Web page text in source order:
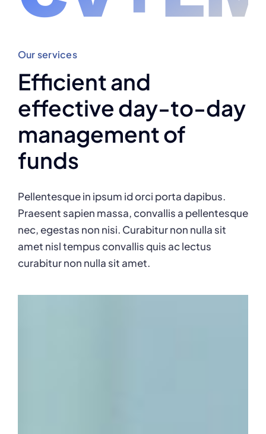
Our services
Efficient and
effective day-to-day
management of
funds
Pellentesque in ipsum id orci porta dapibus.
Praesent sapien massa, convallis a pellentesque
nec, egestas non nisi. Curabitur non nulla sit
amet nisl tempus convallis quis ac lectus
curabitur non nulla sit amet.